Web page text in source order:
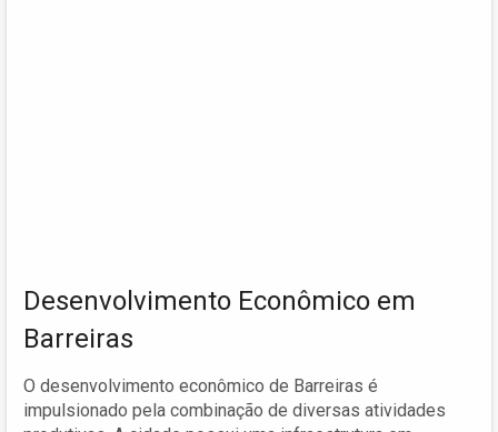
Desenvolvimento Econômico em
Barreiras
O desenvolvimento econômico de Barreiras é
impulsionado pela combinação de diversas atividades